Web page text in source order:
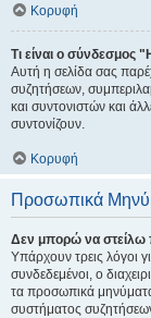
Κορυφή
Τι είναι ο σύνδεσμος
Αυτή η σελίδα σας
συζητήσεων,
και συντονιστών και
συντονίζουν.
Κορυφή
Προσωπικά
Δεν μπορώ να στείλω
Υπάρχουν τρεις λόγοι
συνδεδεμένοι, ο
τα προσωπικά
συστήματος